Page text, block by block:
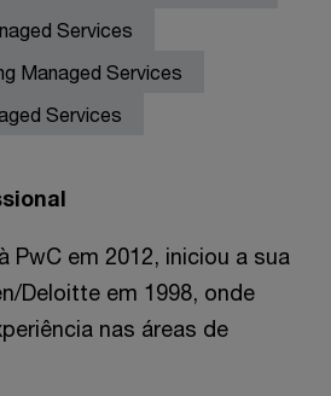
Services
Managed Services
Services
PwC em 2012, iniciou a sua
Deloitte em 1998, onde
nas áreas de